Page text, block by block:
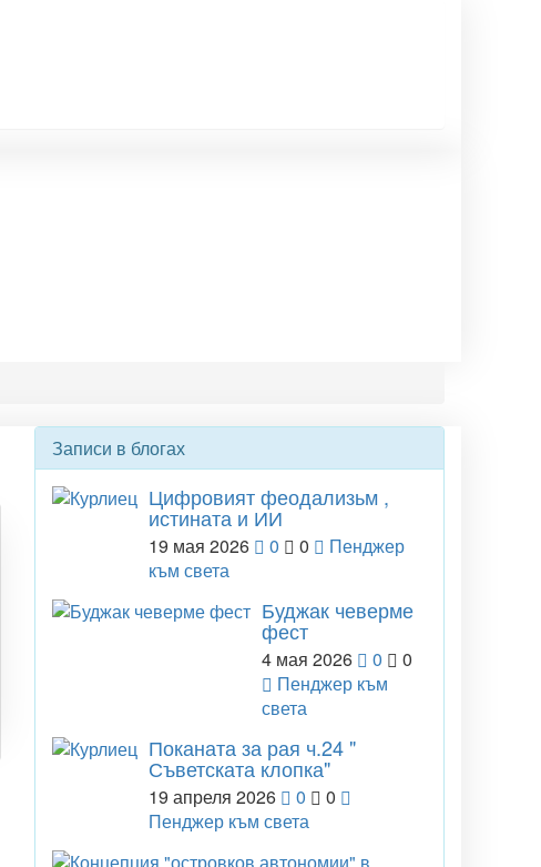
Записи в блогах
Цифровият феодализьм ,
истината и ИИ
19 мая 2026 0 0
Пенджер
към света
Буджак чеверме
фест
4 мая 2026 0
0
Пенджер към
света
Поканата за рая ч.24 "
Съветската клопка"
19 апреля 2026 0
0
Пенджер към света